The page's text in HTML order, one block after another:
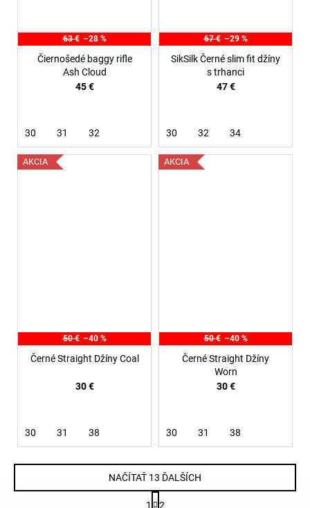
63 € –28 %
Čiernošedé baggy rifle
Ash Cloud
45 €
30 31 32
67 € –29 %
SikSilk Černé slim fit džíny
s trhanci
47 €
30 32 34
AKCIA
50 € –40 %
Černé Straight Džíny Coal
30 €
30 31 38
AKCIA
50 € –40 %
Černé Straight Džíny
Worn
30 €
30 31 38
NAČÍTAŤ 13 ĎALŠÍCH
S
1
2